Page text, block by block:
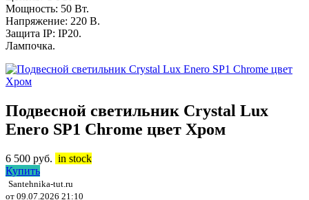
Мощность: 50 Вт.
Напряжение: 220 В.
Защита IP: IP20.
Лампочка.
Подвесной светильник Crystal Lux
Enero SP1 Chrome цвет Хром
6 500 руб. in stock
Купить
Santehnika-tut.ru
от 09.07.2026 21:10